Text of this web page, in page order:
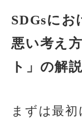
SDGsにお
悪い考え
ト」の解説
まずは最